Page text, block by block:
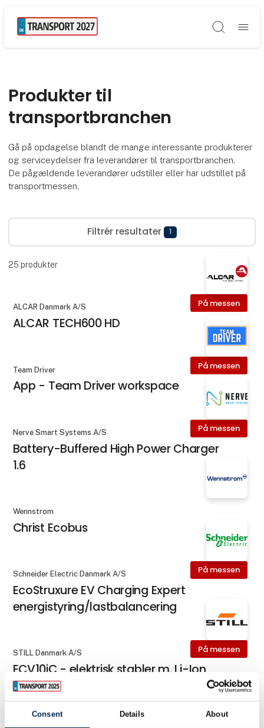
Consent Details About
Søg
Produkter til
transportbranchen
Gå på opdagelse blandt de mange interessante produkterer
og serviceydelser fra leverandører til transportbranchen.
De pågældende leverandører udstiller eller har udstillet på
transportmessen.
Filtrér resultater 1
25 produkter
På messen
ALCAR Danmark A/S
ALCAR TECH600 HD
På messen
Team Driver
App - Team Driver workspace
På messen
Nerve Smart Systems A/S
Battery-Buffered High Power Charger
1.6
Wennstrom
Christ Ecobus
På messen
Schneider Electric Danmark A/S
EcoStruxure EV Charging Expert
energistyring/lastbalancering
På messen
STILL Danmark A/S
ECV10iC - elektrisk stabler m. Li-Ion
batteri